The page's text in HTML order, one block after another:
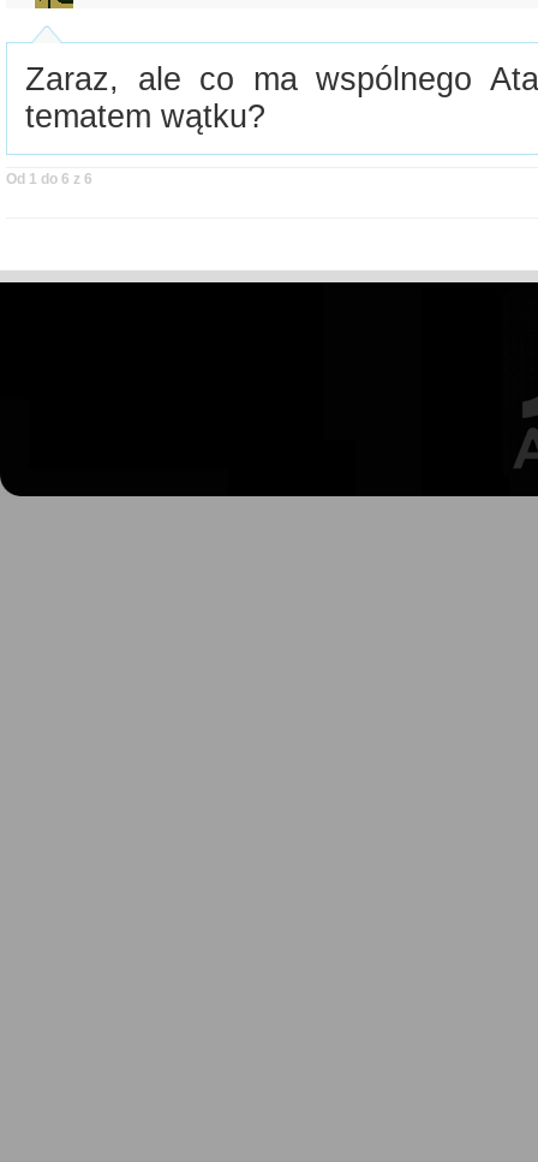
Zaraz, ale co ma wspólnego
tematem wątku?
Od 1 do 6 z 6